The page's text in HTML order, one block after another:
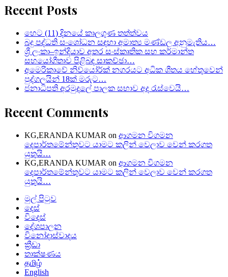
Recent Posts
හෙට (11) දිනයේ කාලගුණ තත්ත්වය
බදු පද්ධති සංශෝධන සඳහා අමාත්‍ය මණ්ඩල අනුමැතිය…
ශ්‍රී ලංකා–ඉන්දියාව අතර සංස්කෘතික සහ කර්මාන්ත
සහයෝගීතාව පිළිබඳ සාකච්ඡා…
අමෙරිකාවේ නිව්යෝර්ක් නගරයට අධික ශීතය හේතුවෙන්
පුද්ගලයින් 18ක් මරුට…
ජනාධිපති අරමුදලේ පාලක සභාව අද රැස්වෙයි…
Recent Comments
KG,ERANDA KUMAR on ආගමන විගමන
දෙපාර්තමේන්තුවට යාමට කලින් වෙලාව වෙන් කරගත
යුතුයි…
KG,ERANDA KUMAR on ආගමන විගමන
දෙපාර්තමේන්තුවට යාමට කලින් වෙලාව වෙන් කරගත
යුතුයි…
මුල් පිටුව
දෙස්
විදෙස්
දේශපාලන
විනෝදාස්වාදය
ක්‍රීඩා
තාක්ෂණය
தமிழ்
English